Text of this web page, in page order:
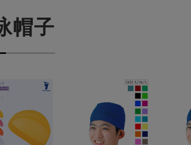
帽子